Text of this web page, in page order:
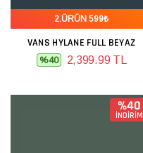
2.ÜRÜN 599₺
VANS HYLANE FULL BEYAZ
%40 2,399.99 TL
%40
İNDİRİM